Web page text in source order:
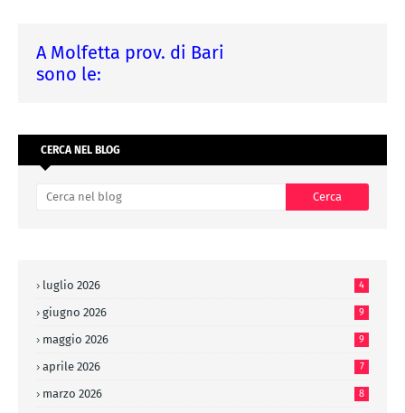
A Molfetta prov. di Bari
sono le:
CERCA NEL BLOG
luglio 2026 4
giugno 2026 9
maggio 2026 9
aprile 2026 7
marzo 2026 8